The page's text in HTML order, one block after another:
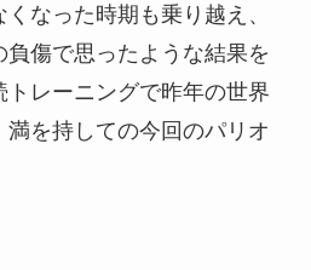
なった時期も乗り越え、
傷で思ったような結果を
レーニングで昨年の世界
を持しての今回のパリオ